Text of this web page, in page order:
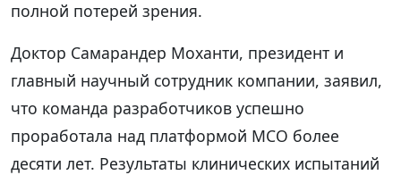
полной потерей зрения.
Доктор Самарандер Моханти, президент и
главный научный сотрудник компании, заявил,
что команда разработчиков успешно
проработала над платформой MCO более
десяти лет. Результаты клинических испытаний